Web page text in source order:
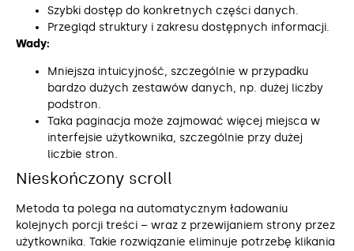
Szybki dostęp do konkretnych części danych.
Przegląd struktury i zakresu dostępnych informacji.
Wady:
Mniejsza intuicyjność, szczególnie w przypadku
bardzo dużych zestawów danych, np. dużej liczby
podstron.
Taka paginacja może zajmować więcej miejsca w
interfejsie użytkownika, szczególnie przy dużej
liczbie stron.
Nieskończony scroll
Metoda ta polega na automatycznym ładowaniu
kolejnych porcji treści – wraz z przewijaniem strony przez
użytkownika. Takie rozwiązanie eliminuje potrzebę klikania